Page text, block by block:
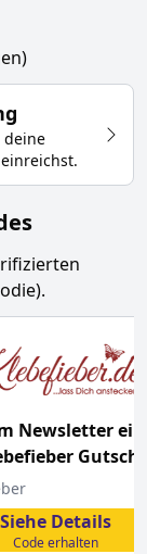
)
deine
Newsletter
Siehe Details
Code erhalten